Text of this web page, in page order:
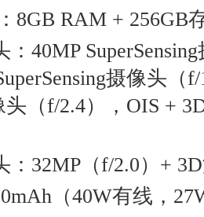
8GB RAM + 256GB
：40MP
摄像头（
头（f/2.4），OIS +
：32MP （f/2.0）+ 3D
（40W有线，